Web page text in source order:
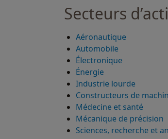
Secteurs
Aéronautique
Automobile
Électronique
Énergie
Industrie lourde
Constructeurs de
Médecine et santé
Mécanique de précision
Sciences, recherche et